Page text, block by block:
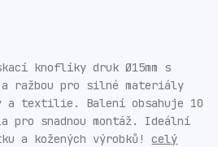
knoflíky druk Ø15mm s
a ražbou pro silné materiály
a textilie. Balení obsahuje 10
pro snadnou montáž. Ideální
a kožených výrobků!celý